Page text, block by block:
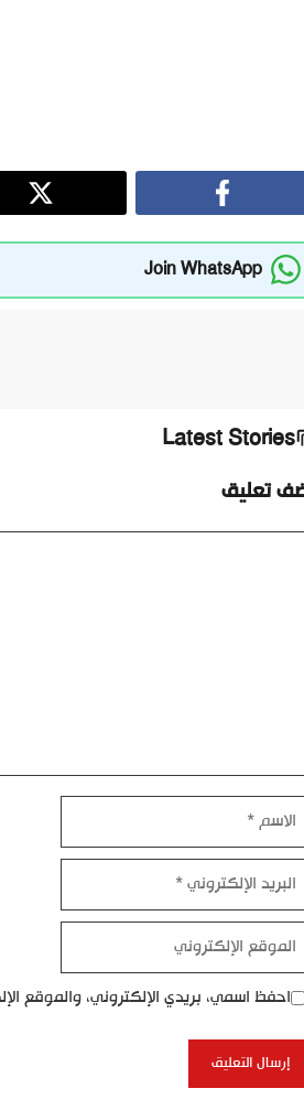
Join WhatsApp
Latest Stories
تعليق
احفظ اسمي، بريدي الإلكتروني، والموقع